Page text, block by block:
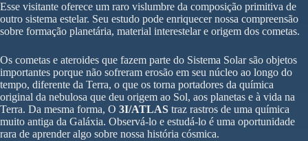
Esse visitante oferece um raro vislumbre da composição primitiva de
outro sistema estelar. Seu estudo pode enriquecer nossa compreensão
sobre formação planetária, material interestelar e origem dos cometas.
Os cometas e ateroides que fazem parte do Sistema Solar são objetos
importantes porque não sofreram erosão em seu núcleo ao longo do
tempo, diferente da Terra, o que os torna portadores da química
original da nebulosa que deu origem ao Sol, aos planetas e à vida na
Terra. Da mesma forma, O 3I/ATLAS traz rastros de uma química
muito antiga da Galáxia. Observá-lo e estudá-lo é uma oportunidade
rara de aprender algo sobre nossa história cósmica.